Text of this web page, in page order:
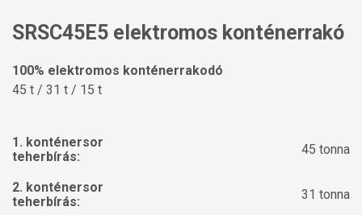
SRSC45E5 elektromos konténerrakó
100% elektromos konténerrakodó
45 t / 31 t / 15 t
1. konténersor
teherbírás:
45 tonna
2. konténersor
teherbírás:
31 tonna